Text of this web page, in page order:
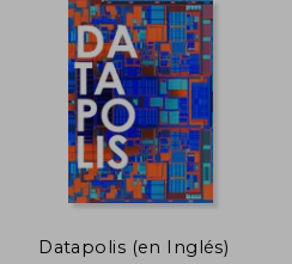
₡ 11.403
Datapolis (en Inglés)